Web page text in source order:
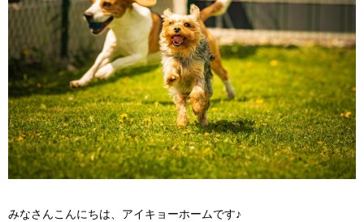
みなさんこんにちは、アイキョーホームです♪